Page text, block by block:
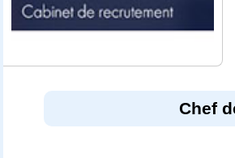
Chef